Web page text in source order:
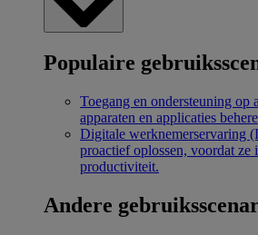
Populaire
Toegang en ondersteuning op
apparaten en applicaties
Digitale werknemerservaring
proactief oplossen, voordat ze
productiviteit.
Andere